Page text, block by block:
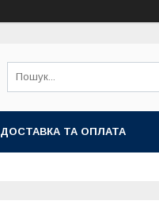
ДОСТАВКА ТА ОПЛАТА